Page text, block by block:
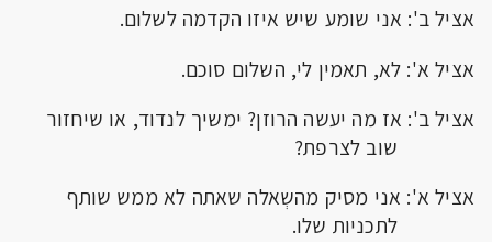
אציל ב': אני שומע שיש איזו הקדמה לשלום.
אציל א': לא, תאמין לי, השלום סוכם.
אציל ב': אז מה יעשה הרוזן? ימשיך לנדוד, או שיחזור
שוב לצרפת?
אציל א': אני מסיק מהשְאלה שאתה לא ממש שותף
לתכניות שלו.